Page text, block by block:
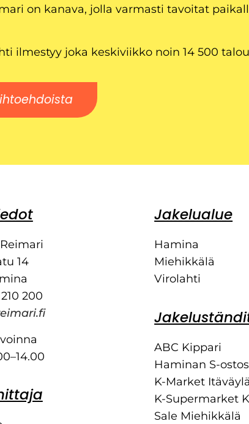
on kanava, jolla varmasti tavoitat
ilmestyy joka keskiviikko noin 14 500
14
200
Jakelualue
Hamina
Miehikkälä
Virolahti
ABC Kippari
Haminan S-
K-Market Itäväylä
K-Supermarket
Sale Miehikkälä